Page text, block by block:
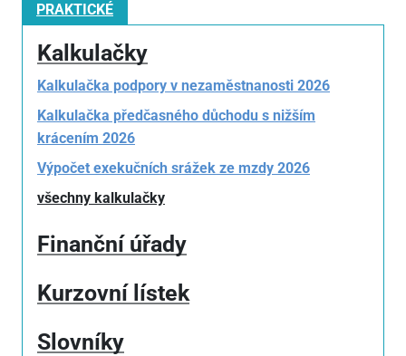
PRAKTICKÉ
Kalkulačky
Kalkulačka podpory v nezaměstnanosti 2026
Kalkulačka předčasného důchodu s nižším
krácením 2026
Výpočet exekučních srážek ze mzdy 2026
všechny kalkulačky
Finanční úřady
Kurzovní lístek
Slovníky